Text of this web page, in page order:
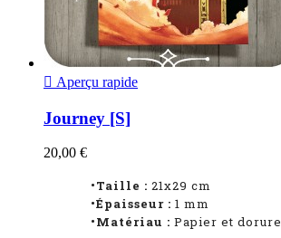
 Aperçu rapide
Journey [S]
20,00 €
•Taille : 21x29 cm
•Épaisseur : 1 mm
•Matériau : Papier et dorure